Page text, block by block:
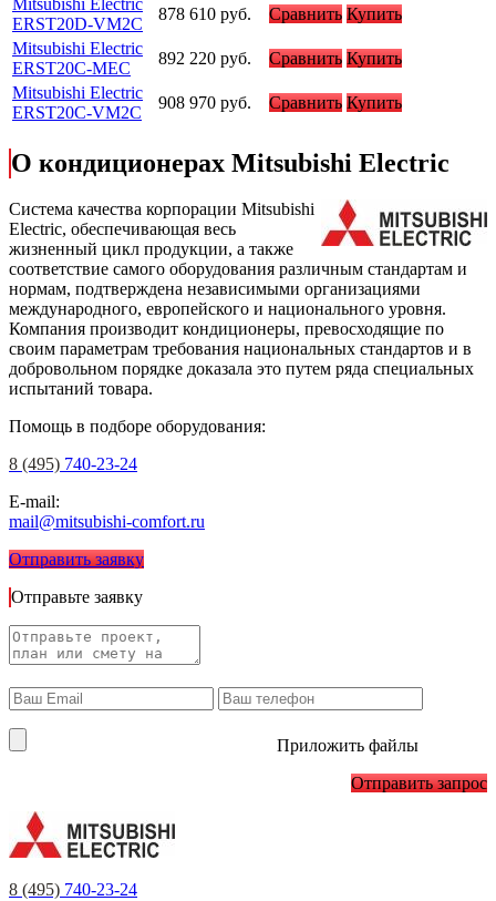
ERST20D-VM2C
878 610 руб. Сравнить Купить
Mitsubishi Electric
ERST20C-MEC
892 220 руб. Сравнить Купить
Mitsubishi Electric
ERST20C-VM2C
908 970 руб. Сравнить Купить
О кондиционерах Mitsubishi Electric
Cистема качества корпорации Mitsubishi
Electric, обеспечивающая весь
жизненный цикл продукции, а также
соответствие самого оборудования различным стандартам и
нормам, подтверждена независимыми организациями
международного, европейского и национального уровня.
Компания производит кондиционеры, превосходящие по
своим параметрам требования национальных стандартов и в
добровольном порядке доказала это путем ряда специальных
испытаний товара.
Помощь в подборе оборудования:
8 (495) 740-23-24
E-mail:
mail@mitsubishi-comfort.ru
Отправить заявку
Отправьте заявку
Приложить файлы
Отправить запрос
8 (495) 740-23-24